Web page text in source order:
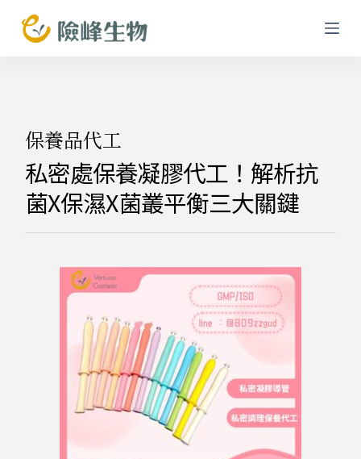
跳
至
保養品代工
私密處保養凝膠代工！解析抗
菌x保濕x菌叢平衡三大關鍵